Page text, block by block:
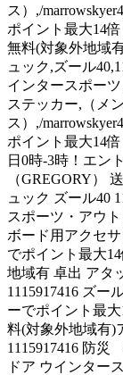
ス）,/
ポイント最大14
無料(対象外地域
ュック,ズール
インタースポー
ステッカー,（メ
ス）,/
ポイント最大14
日0時-3時！エン
（GREGORY）
ュック ズール40
スポーツ・アウ
ボード用アクセ
でポイント最大
地域有 卓出 アタ
1115917416 ズー
ーでポイント最
料(対象外地域有)
1115917416 防災
ドア ウインター